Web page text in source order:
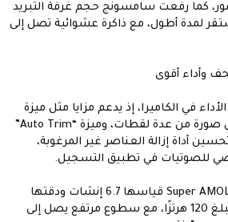
كما رفعت سامسونج حجم غرفة التبريد
مستقر لمدة أطول، مع ذاكرة عشوائية تصل إلى
في الكاميرا، إذ يدعم مزايا مثل ميزة
“Best Face” لاختيار أفضل صورة من عدة لقطات، وميزة “Auto Trim”
أداة إزالة العناصر غير المرغوبة،
للصوتيات في تطبيق التسجيل.
ويضم الهاتف شاشة Super AMOLED قياسها 6.7 إنشات ودقتها
+FHD مع معدل تحديث يبلغ 120 هرتزًا، مع سطوع مرتفع يصل إلى